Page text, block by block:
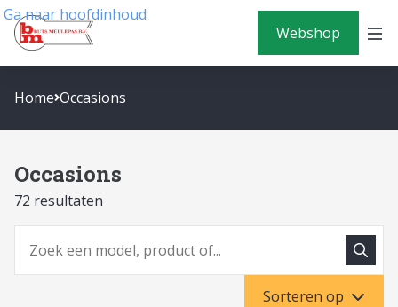
Ga naar hoofdinhoud
Webshop
Home Occasions
Occasions
72 resultaten
Zoeken
Sorteren op